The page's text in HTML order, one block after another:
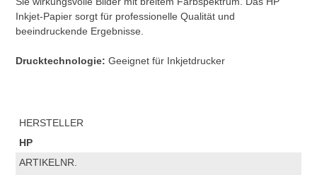
Inkjet-Papier sorgt für professionelle Qualität und
beeindruckende Ergebnisse.
Drucktechnologie:Geeignet für Inkjetdrucker
HERSTELLER
HP
ARTIKELNR.